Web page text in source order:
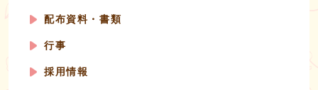
配布資料・書類
行事
採用情報